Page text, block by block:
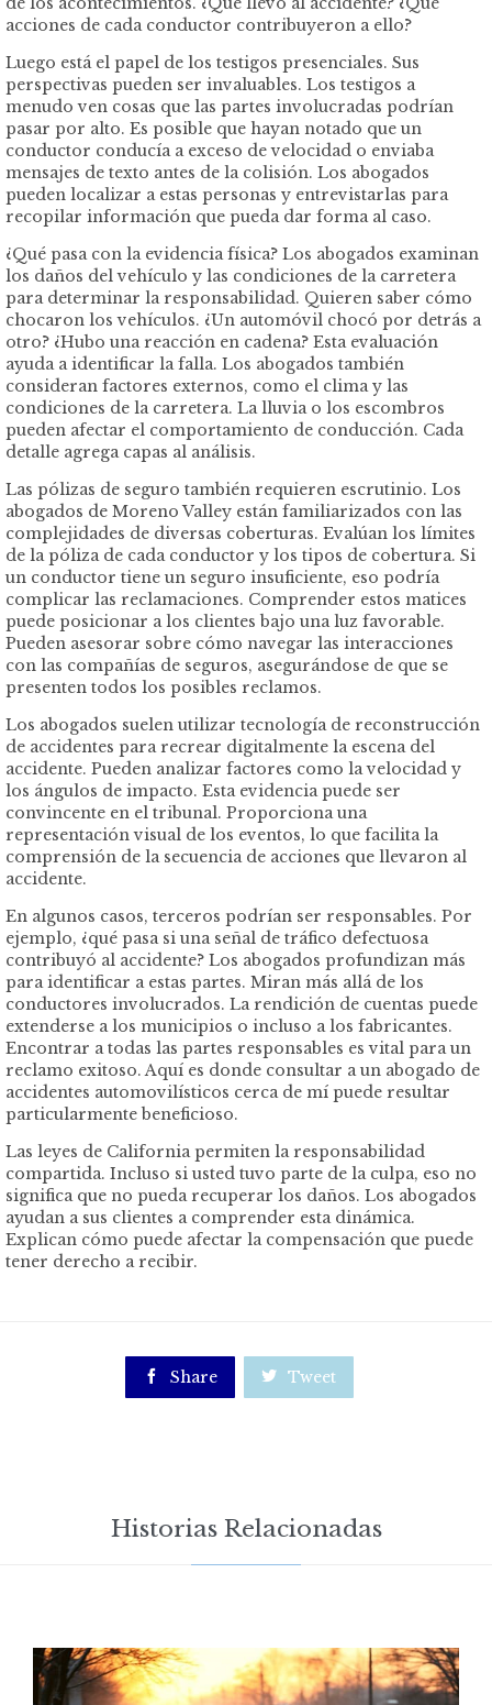
acciones de cada conductor contribuyeron a ello?
Luego está el papel de los testigos presenciales. Sus
perspectivas pueden ser invaluables. Los testigos a
menudo ven cosas que las partes involucradas podrían
pasar por alto. Es posible que hayan notado que un
conductor conducía a exceso de velocidad o enviaba
mensajes de texto antes de la colisión. Los abogados
pueden localizar a estas personas y entrevistarlas para
recopilar información que pueda dar forma al caso.
¿Qué pasa con la evidencia física? Los abogados examinan
los daños del vehículo y las condiciones de la carretera
para determinar la responsabilidad. Quieren saber cómo
chocaron los vehículos. ¿Un automóvil chocó por detrás a
otro? ¿Hubo una reacción en cadena? Esta evaluación
ayuda a identificar la falla. Los abogados también
consideran factores externos, como el clima y las
condiciones de la carretera. La lluvia o los escombros
pueden afectar el comportamiento de conducción. Cada
detalle agrega capas al análisis.
Las pólizas de seguro también requieren escrutinio. Los
abogados de Moreno Valley están familiarizados con las
complejidades de diversas coberturas. Evalúan los límites
de la póliza de cada conductor y los tipos de cobertura. Si
un conductor tiene un seguro insuficiente, eso podría
complicar las reclamaciones. Comprender estos matices
puede posicionar a los clientes bajo una luz favorable.
Pueden asesorar sobre cómo navegar las interacciones
con las compañías de seguros, asegurándose de que se
presenten todos los posibles reclamos.
Los abogados suelen utilizar tecnología de reconstrucción
de accidentes para recrear digitalmente la escena del
accidente. Pueden analizar factores como la velocidad y
los ángulos de impacto. Esta evidencia puede ser
convincente en el tribunal. Proporciona una
representación visual de los eventos, lo que facilita la
comprensión de la secuencia de acciones que llevaron al
accidente.
En algunos casos, terceros podrían ser responsables. Por
ejemplo, ¿qué pasa si una señal de tráfico defectuosa
contribuyó al accidente? Los abogados profundizan más
para identificar a estas partes. Miran más allá de los
conductores involucrados. La rendición de cuentas puede
extenderse a los municipios o incluso a los fabricantes.
Encontrar a todas las partes responsables es vital para un
reclamo exitoso. Aquí es donde consultar a un abogado de
accidentes automovilísticos cerca de mí puede resultar
particularmente beneficioso.
Las leyes de California permiten la responsabilidad
compartida. Incluso si usted tuvo parte de la culpa, eso no
significa que no pueda recuperar los daños. Los abogados
ayudan a sus clientes a comprender esta dinámica.
Explican cómo puede afectar la compensación que puede
tener derecho a recibir.
 Share  Tweet
Historias Relacionadas